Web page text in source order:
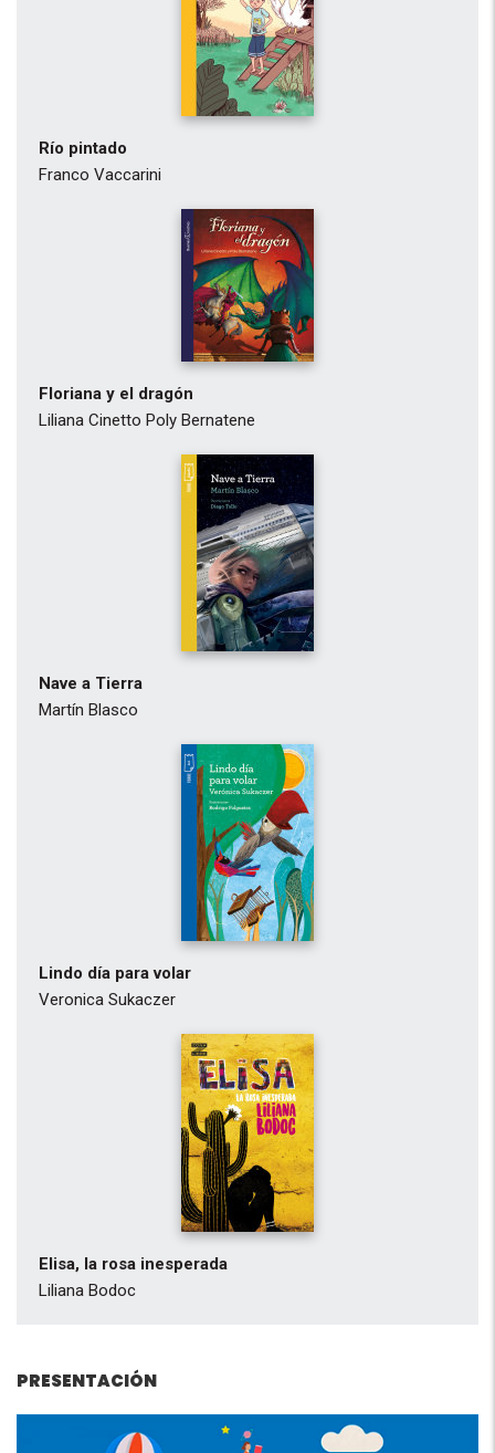
Río pintado
Franco Vaccarini
Floriana y el dragón
Liliana Cinetto Poly Bernatene
Nave a Tierra
Martín Blasco
Lindo día para volar
Veronica Sukaczer
Elisa, la rosa inesperada
Liliana Bodoc
PRESENTACIÓN